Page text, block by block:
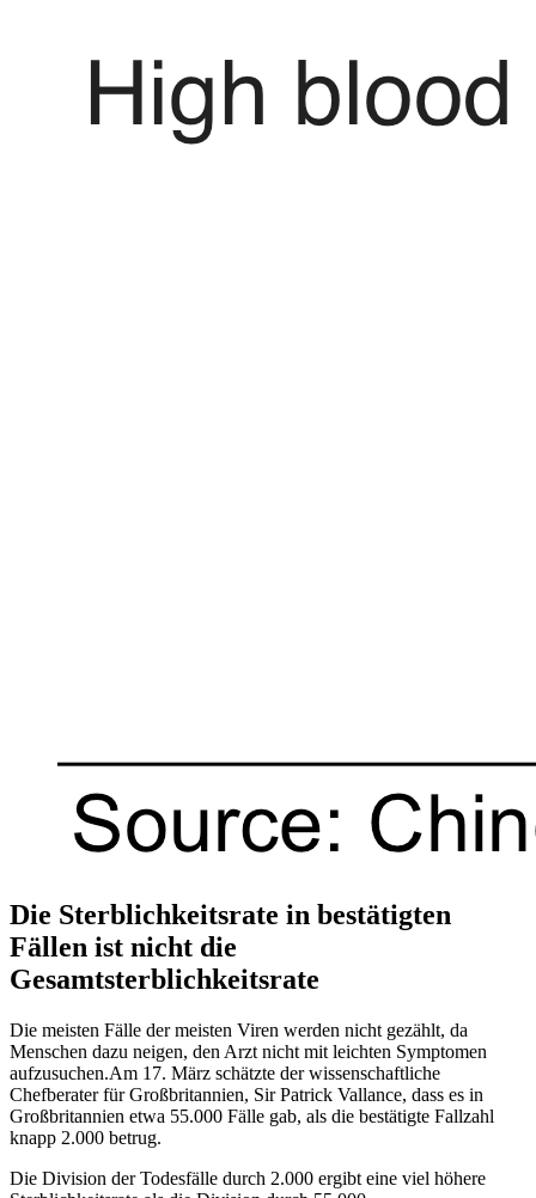
Die Sterblichkeitsrate in bestätigten
Fällen ist nicht die
Gesamtsterblichkeitsrate
Die meisten Fälle der meisten Viren werden nicht gezählt, da
Menschen dazu neigen, den Arzt nicht mit leichten Symptomen
aufzusuchen.Am 17. März schätzte der wissenschaftliche
Chefberater für Großbritannien, Sir Patrick Vallance, dass es in
Großbritannien etwa 55.000 Fälle gab, als die bestätigte Fallzahl
knapp 2.000 betrug.
Die Division der Todesfälle durch 2.000 ergibt eine viel höhere